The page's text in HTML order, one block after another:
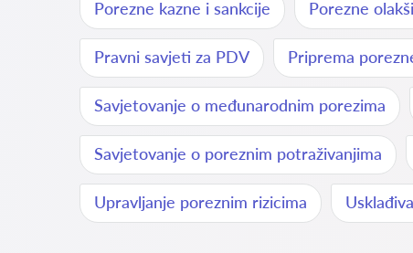
Porezne kazne i sankcije Porezne
Pravni savjeti za PDV Priprema
Savjetovanje o međunarodnim porezima
Savjetovanje o poreznim potraživanjima
Upravljanje poreznim rizicima